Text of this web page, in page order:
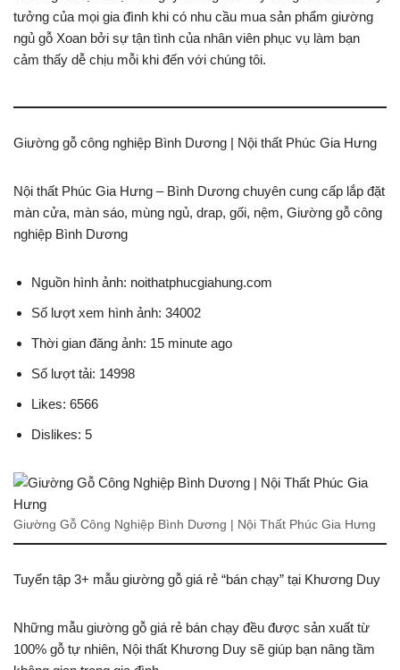
tưởng của mọi gia đình khi có nhu cầu mua sản phẩm giường
ngủ gỗ Xoan bởi sự tận tình của nhân viên phục vụ làm bạn
cảm thấy dễ chịu mỗi khi đến với chúng tôi.
Giường gỗ công nghiệp Bình Dương | Nội thất Phúc Gia Hưng
Nội thất Phúc Gia Hưng – Bình Dương chuyên cung cấp lắp đặt
màn cửa, màn sáo, mùng ngủ, drap, gối, nệm, Giường gỗ công
nghiệp Bình Dương
Nguồn hình ảnh: noithatphucgiahung.com
Số lượt xem hình ảnh: 34002
Thời gian đăng ảnh: 15 minute ago
Số lượt tải: 14998
Likes: 6566
Dislikes: 5
Giường Gỗ Công Nghiệp Bình Dương | Nội Thất Phúc Gia Hưng
Tuyển tập 3+ mẫu giường gỗ giá rẻ “bán chạy” tại Khương Duy
Những mẫu giường gỗ giá rẻ bán chạy đều được sản xuất từ
100% gỗ tự nhiên, Nội thất Khương Duy sẽ giúp bạn nâng tầm